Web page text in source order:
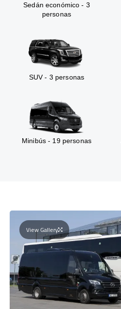
Sedán económico - 3
personas
SUV - 3 personas
Minibús - 19 personas
View Gallery